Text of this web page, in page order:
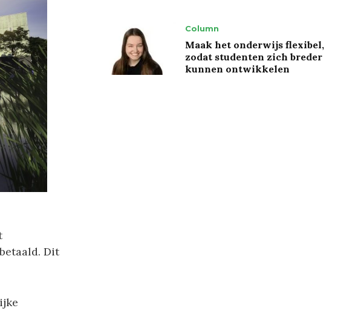
Dit
Column
Maak het onderwijs flexibel,
zodat studenten zich breder
kunnen ontwikkelen